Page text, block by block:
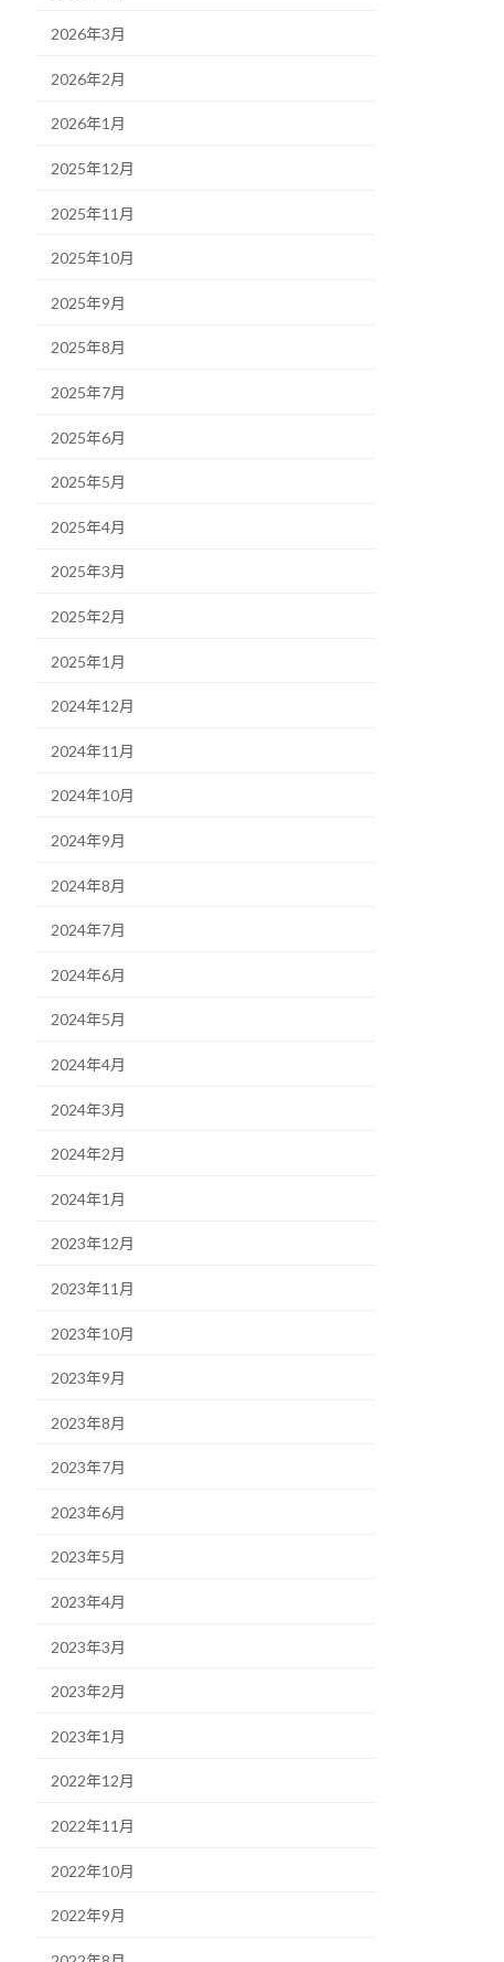
2026年3月
2026年2月
2026年1月
2025年12月
2025年11月
2025年10月
2025年9月
2025年8月
2025年7月
2025年6月
2025年5月
2025年4月
2025年3月
2025年2月
2025年1月
2024年12月
2024年11月
2024年10月
2024年9月
2024年8月
2024年7月
2024年6月
2024年5月
2024年4月
2024年3月
2024年2月
2024年1月
2023年12月
2023年11月
2023年10月
2023年9月
2023年8月
2023年7月
2023年6月
2023年5月
2023年4月
2023年3月
2023年2月
2023年1月
2022年12月
2022年11月
2022年10月
2022年9月